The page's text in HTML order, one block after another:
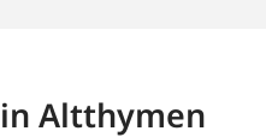
Altthymen